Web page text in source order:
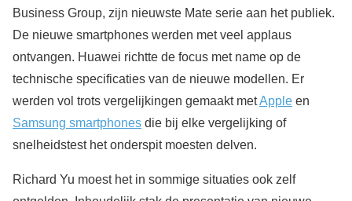
Business Group, zijn nieuwste Mate serie aan het publiek.
De nieuwe smartphones werden met veel applaus
ontvangen. Huawei richtte de focus met name op de
technische specificaties van de nieuwe modellen. Er
werden vol trots vergelijkingen gemaakt metApple en
Samsung smartphones die bij elke vergelijking of
snelheidstest het onderspit moesten delven.
Richard Yu moest het in sommige situaties ook zelf